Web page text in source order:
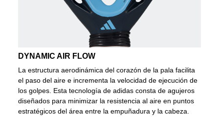
DYNAMIC AIR FLOW
La estructura aerodinámica del corazón de la pala facilita
el paso del aire e incrementa la velocidad de ejecución de
los golpes. Esta tecnología de adidas consta de agujeros
diseñados para minimizar la resistencia al aire en puntos
estratégicos del área entre la empuñadura y la cabeza.